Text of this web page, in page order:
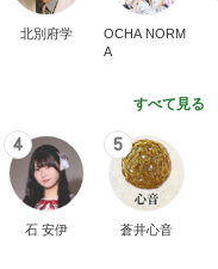
北別府学
OCHA NORM
A
すべて見る
4
石 安伊
5
蒼井心音